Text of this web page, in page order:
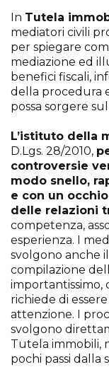
In Tutela
mediatori civili
per spiegare
mediazione ed
benefici fiscali,
della procedura
possa sorgere
L’istituto della
D.Lgs. 28/2010,
controversie
modo snello,
e con un
delle relazioni
competenza,
esperienza. I
svolgono anche
compilazione
importantissimo,
richiede di
attenzione. I
svolgono
Tutela immobili,
pochi passi dalla